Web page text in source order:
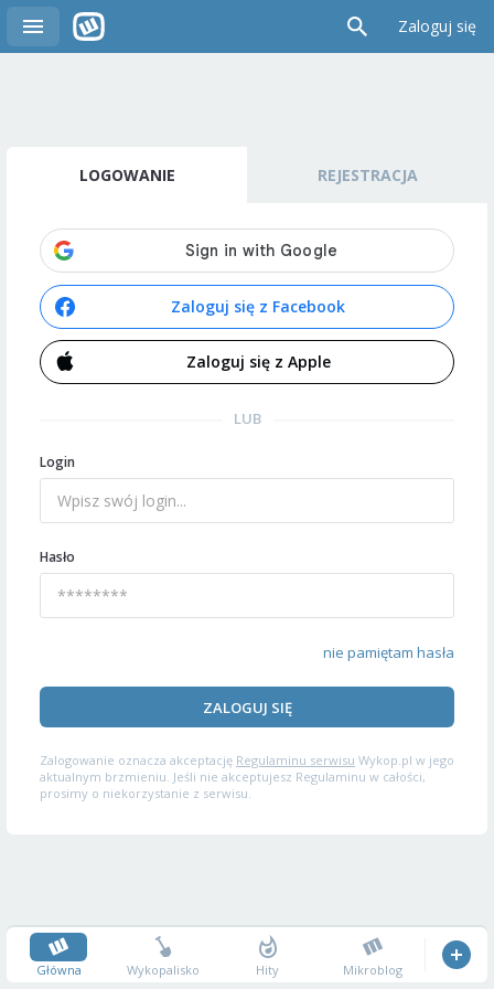
Zaloguj się
LOGOWANIE REJESTRACJA
Zaloguj się z Facebook
Zaloguj się z Apple
LUB
Login
Hasło
nie pamiętam hasła
ZALOGUJ SIĘ
Zalogowanie oznacza akceptację Regulaminu serwisu Wykop.pl w jego
aktualnym brzmieniu. Jeśli nie akceptujesz Regulaminu w całości,
prosimy o niekorzystanie z serwisu.
Główna Wykopalisko Hity Mikroblog